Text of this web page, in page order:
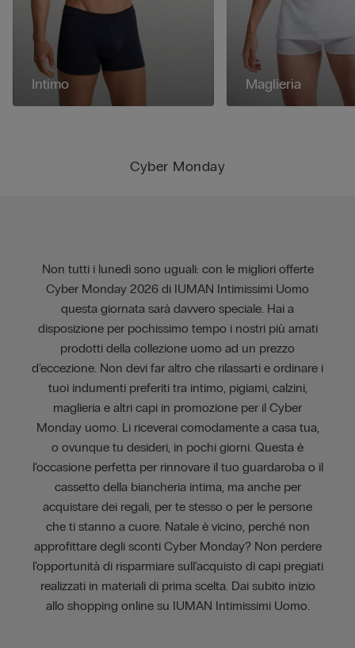
Cyber Monday
Non tutti i lunedì sono uguali: con le migliori offerte
Cyber Monday 2026 di IUMAN Intimissimi Uomo
questa giornata sarà davvero speciale. Hai a
disposizione per pochissimo tempo i nostri più amati
prodotti della collezione uomo ad un prezzo
d’eccezione. Non devi far altro che rilassarti e ordinare i
tuoi indumenti preferiti tra intimo, pigiami, calzini,
maglieria e altri capi in promozione per il Cyber
Monday uomo. Li riceverai comodamente a casa tua,
o ovunque tu desideri, in pochi giorni. Questa è
l’occasione perfetta per rinnovare il tuo guardaroba o il
cassetto della biancheria intima, ma anche per
acquistare dei regali, per te stesso o per le persone
che ti stanno a cuore. Natale è vicino, perché non
approfittare degli sconti Cyber Monday? Non perdere
l’opportunità di risparmiare sull’acquisto di capi pregiati
realizzati in materiali di prima scelta. Dai subito inizio
allo shopping online su IUMAN Intimissimi Uomo.
Intimo Maglieria